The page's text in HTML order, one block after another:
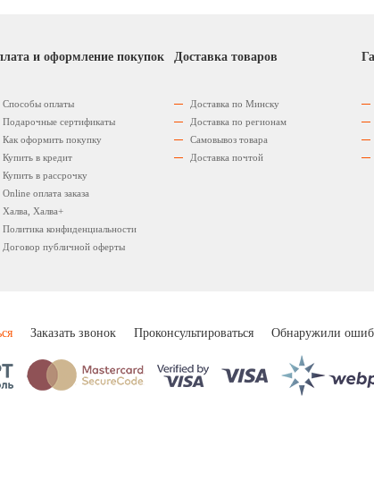
и оформление покупок
Способы оплаты
Подарочные сертификаты
Как оформить покупку
Купить в кредит
Купить в рассрочку
Оnline оплата заказа
Халва, Халва+
Политика конфиденциальности
Договор публичной оферты
Доставка товаров
Доставка по Минску
Доставка по регионам
Самовывоз товара
Доставка почтой
Заказать звонок Проконсультироваться Обнаружили